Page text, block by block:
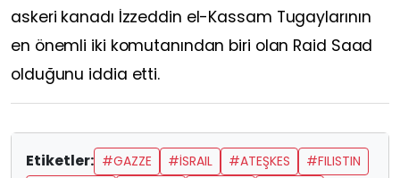
askeri kanadı İzzeddin el-Kassam Tugaylarının
en önemli iki komutanından biri olan Raid Saad
olduğunu iddia etti.
Etiketler: #GAZZE #İSRAIL #ATEŞKES
#FILISTIN